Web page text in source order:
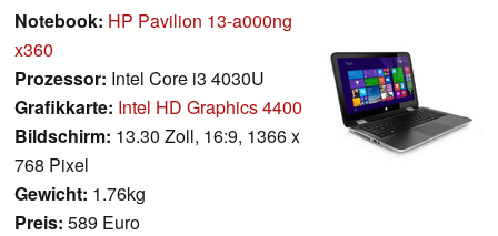
Notebook: HP Pavilion 13-a000ng
x360
Prozessor: Intel Core i3 4030U
Grafikkarte: Intel HD Graphics 4400
Bildschirm: 13.30 Zoll, 16:9, 1366 x
768 Pixel
Gewicht: 1.76kg
Preis: 589 Euro